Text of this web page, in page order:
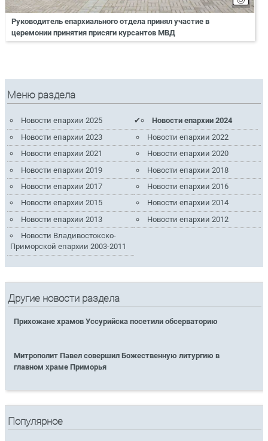
Руководитель епархиального отдела принял участие в
церемонии принятия присяги курсантов МВД
Меню раздела
Новости епархии 2025
Новости епархии 2024
Новости епархии 2023
Новости епархии 2022
Новости епархии 2021
Новости епархии 2020
Новости епархии 2019
Новости епархии 2018
Новости епархии 2017
Новости епархии 2016
Новости епархии 2015
Новости епархии 2014
Новости епархии 2013
Новости епархии 2012
Новости Владивостокско-
Приморской епархии 2003-2011
Другие новости раздела
Прихожане храмов Уссурийска посетили обсерваторию
Митрополит Павел совершил Божественную литургию в
главном храме Приморья
Популярное